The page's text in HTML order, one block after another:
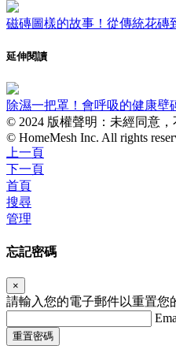
磁磚圖樣的故事！從傳統花磚
延伸閱讀
除濕一把罩！會呼吸的健康壁
© 2024 版權聲明：未經同意
© HomeMesh Inc. All rights
上一頁
下一頁
首頁
搜尋
管理
忘記密碼
×
請輸入您的電子郵件以重置您
重置密碼